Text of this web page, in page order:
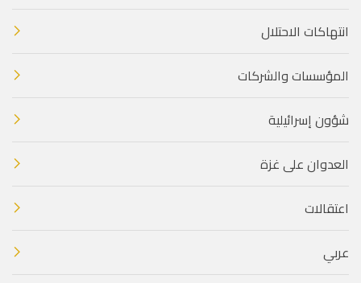
انتهاكات الاحتلال
المؤسسات والشركات
شؤون إسرائيلية
العدوان على غزة
اعتقالات
عربي